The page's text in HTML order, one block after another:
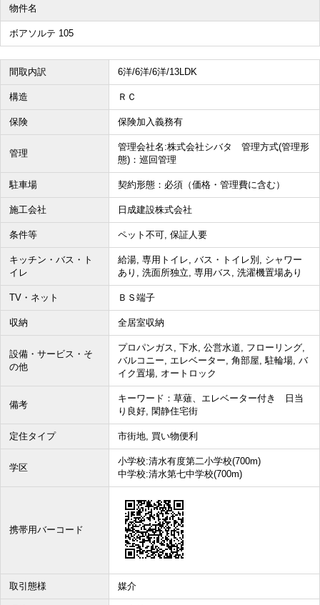
物件名
ボアソルテ 105
間取内訳 6洋/6洋/6洋/13LDK
構造 ＲＣ
保険 保険加入義務有
管理
管理会社名:株式会社シバタ 管理方式(管理形
態)：巡回管理
駐車場 契約形態：必須（価格・管理費に含む）
施工会社 日成建設株式会社
条件等 ペット不可, 保証人要
キッチン・バス・ト
イレ
給湯, 専用トイレ, バス・トイレ別, シャワー
あり, 洗面所独立, 専用バス, 洗濯機置場あり
TV・ネット ＢＳ端子
収納 全居室収納
設備・サービス・そ
の他
プロパンガス, 下水, 公営水道, フローリング,
バルコニー, エレベーター, 角部屋, 駐輪場, バ
イク置場, オートロック
備考
キーワード：草薙、エレベーター付き 日当
り良好, 閑静住宅街
定住タイプ 市街地, 買い物便利
学区
小学校:清水有度第二小学校(700m)
中学校:清水第七中学校(700m)
携帯用バーコード
取引態様 媒介